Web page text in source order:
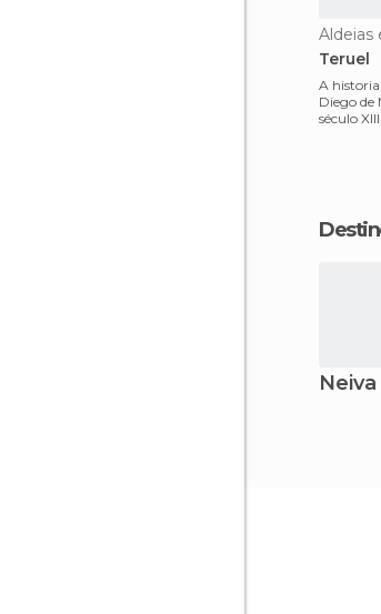
Aldeias
Teruel
A historia
Diego de
século XIII.
Neiva